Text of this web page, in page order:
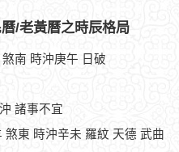
/老黃曆之時辰格局
南 時沖庚午 日破
諸事不宜
煞東 時沖辛未 羅紋 天德 武曲